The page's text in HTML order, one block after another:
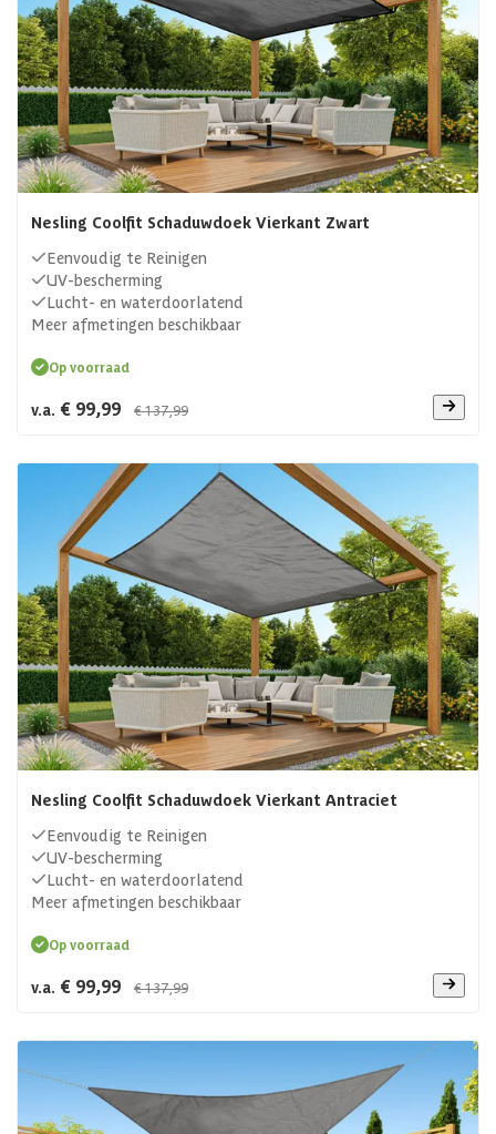
Nesling Coolfit Schaduwdoek Vierkant Zwart
Eenvoudig te Reinigen
UV-bescherming
Lucht- en waterdoorlatend
Meer afmetingen beschikbaar
Op voorraad
v.a. € 99,99 € 137,99
Nesling Coolfit Schaduwdoek Vierkant Antraciet
Eenvoudig te Reinigen
UV-bescherming
Lucht- en waterdoorlatend
Meer afmetingen beschikbaar
Op voorraad
v.a. € 99,99 € 137,99